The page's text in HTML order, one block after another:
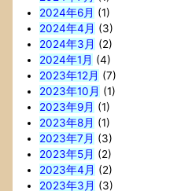
2024年6月 (1)
2024年4月 (3)
2024年3月 (2)
2024年1月 (4)
2023年12月 (7)
2023年10月 (1)
2023年9月 (1)
2023年8月 (1)
2023年7月 (3)
2023年5月 (2)
2023年4月 (2)
2023年3月 (3)